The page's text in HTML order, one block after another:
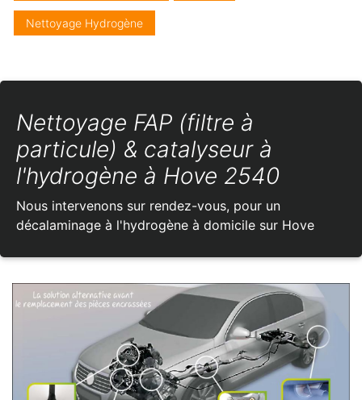
Nettoyage Hydrogène
Nettoyage FAP (filtre à
particule) & catalyseur à
l'hydrogène à Hove 2540
Nous intervenons sur rendez-vous, pour un
décalaminage à l'hydrogène à domicile sur Hove